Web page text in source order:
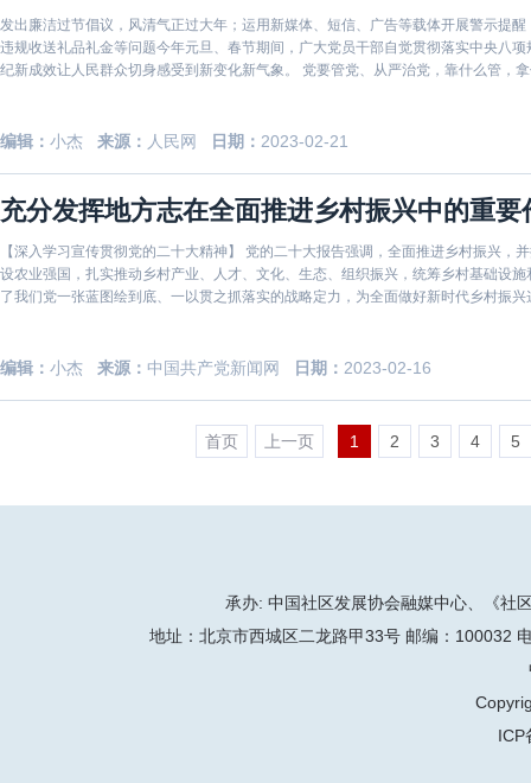
发出廉洁过节倡议，风清气正过大年；运用新媒体、短信、广告等载体开展警示提
违规收送礼品礼金等问题今年元旦、春节期间，广大党员干部自觉贯彻落实中央八
纪新成效让人民群众切身感受到新变化新气象。 党要管党、从严治党，靠什么管，
编辑： 小杰 来源： 人民网 日期： 2023-02-21
充分发挥地方志在全面推进乡村振兴中的重要
【深入学习宣传贯彻党的二十大精神】 党的二十大报告强调，全面推进乡村振兴
设农业强国，扎实推动乡村产业、人才、文化、生态、组织振兴，统筹乡村基础设
了我们党一张蓝图绘到底、一以贯之抓落实的战略定力，为全面做好新时代乡村振
编辑： 小杰 来源： 中国共产党新闻网 日期： 2023-02-16
首页 上一页 1 2 3 4 5
承办: 中国社区发展协会融媒中心、《社
地址：北京市西城区二龙路甲33号 邮编：100032
ICP